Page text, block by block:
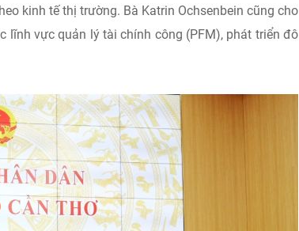
kinh tế thị trường. Bà Katrin Ochsenbein cũng cho
lĩnh vực quản lý tài chính công (PFM), phát triển đô